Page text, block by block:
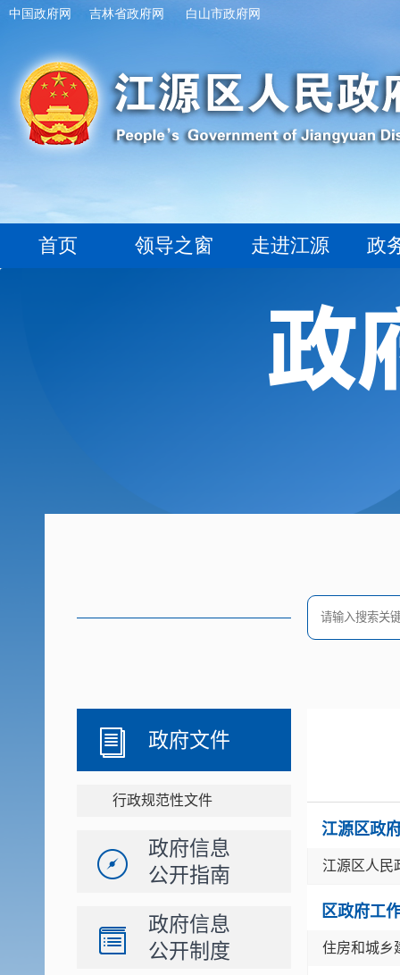
政府文件
行政规范性文件
政府信息
公开指南
政府信息
公开制度
江源区政
江源区人民
区政府工
住房和城乡